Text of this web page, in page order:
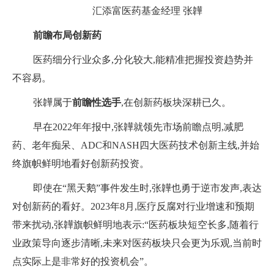
汇添富医药基金经理 张韡
前瞻布局创新药
医药细分行业众多,分化较大,能精准把握投资趋势并
不容易。
张韡属于前瞻性选手,在创新药板块深耕已久。
早在2022年年报中,张韡就领先市场前瞻点明,减肥
药、老年痴呆、ADC和NASH四大医药技术创新主线,并始
终旗帜鲜明地看好创新药投资。
即使在“黑天鹅”事件发生时,张韡也勇于逆市发声,表达
对创新药的看好。2023年8月,医疗反腐对行业增速和预期
带来扰动,张韡旗帜鲜明地表示:“医药板块短空长多,随着行
业政策导向逐步清晰,未来对医药板块只会更为乐观,当前时
点实际上是非常好的投资机会”。